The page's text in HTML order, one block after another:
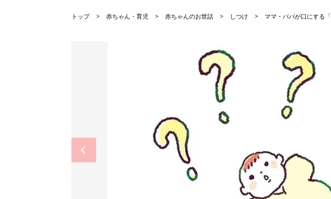
トップ 赤ちゃん・育児 赤ちゃんのお世話 しつけ ママ・パパが口にする